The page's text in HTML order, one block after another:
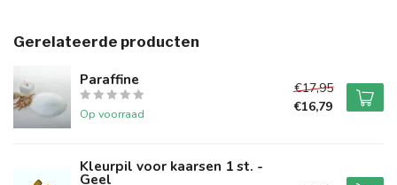
Gerelateerde producten
Paraffine
Op voorraad
€17,95
€16,79
Kleurpil voor kaarsen 1 st. -
Geel